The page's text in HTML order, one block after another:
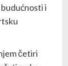
i
četiri